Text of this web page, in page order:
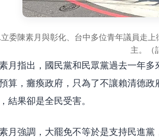
委陳素月與彰化、台中多位青年議員走
主。（
月指出，國民黨和民眾黨過去一年
算，癱瘓政府，只為了不讓賴清德
結果卻是全民受害。
月強調，大罷免不等於是支持民進